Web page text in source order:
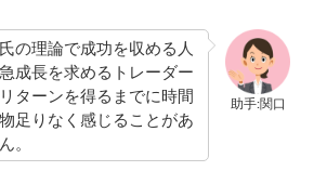
助手:関口
の理論で成功を収める人
成長を求めるトレーダー
ターンを得るまでに時間
足りなく感じることがあ
。